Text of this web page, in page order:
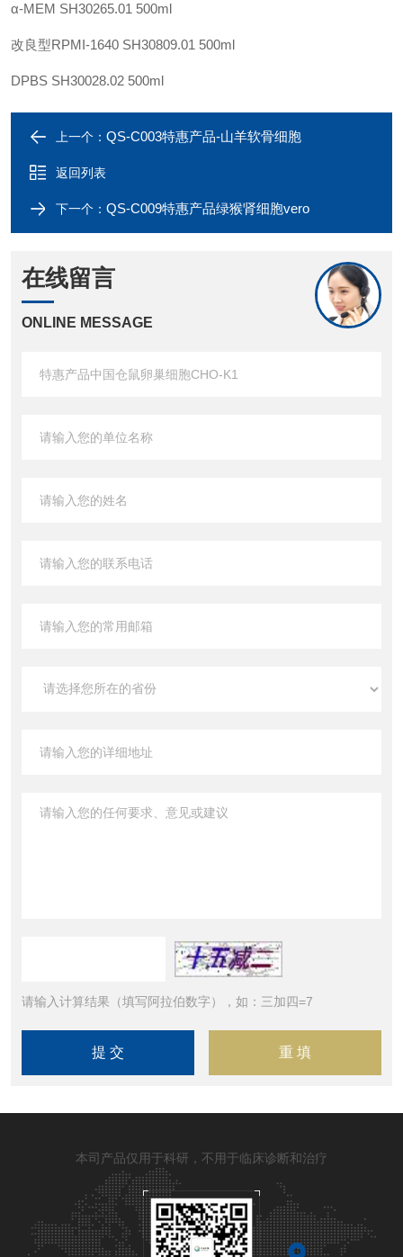
α-MEM SH30265.01 500ml
改良型RPMI-1640 SH30809.01 500ml
DPBS SH30028.02 500ml
上一个： QS-C003特惠产品-山羊软骨细胞
返回列表
下一个： QS-C009特惠产品绿猴肾细胞vero
在线留言
ONLINE MESSAGE
请输入计算结果（填写阿拉伯数字），如：三加四=7
本司产品仅用于科研，不用于临床诊断和治疗